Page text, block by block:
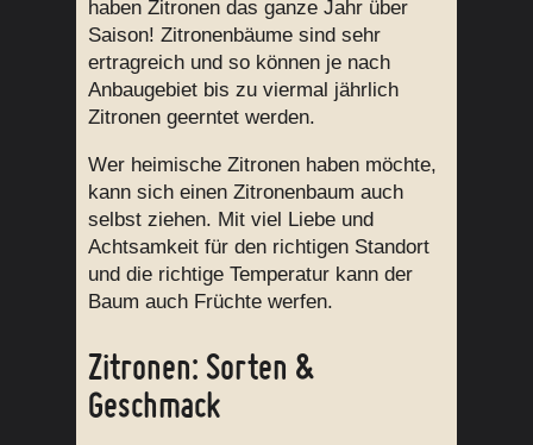
haben Zitronen das ganze Jahr über
Saison! Zitronenbäume sind sehr
ertragreich und so können je nach
Anbaugebiet bis zu viermal jährlich
Zitronen geerntet werden.
Wer heimische Zitronen haben möchte,
kann sich einen Zitronenbaum auch
selbst ziehen. Mit viel Liebe und
Achtsamkeit für den richtigen Standort
und die richtige Temperatur kann der
Baum auch Früchte werfen.
Zitronen: Sorten &
Geschmack